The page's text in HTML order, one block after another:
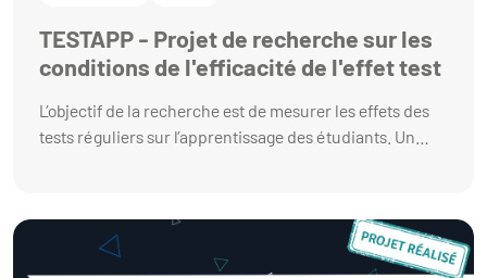
TESTAPP - Projet de recherche sur les
conditions de l'efficacité de l'effet test
L’objectif de la recherche est de mesurer les effets des
tests réguliers sur l’apprentissage des étudiants. Un
et en présentiel. Plusieurs niveaux d’évaluation
possibles : Groupe test en présentiel, Groupe test en
ligne, Groupe témoin. Tests des conditions de réussite